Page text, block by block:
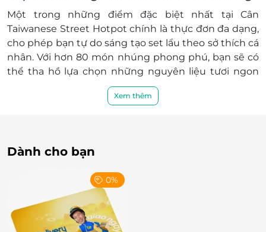
Một trong những điểm đặc biệt nhất tại Cân
Taiwanese Street Hotpot chính là thực đơn đa dạng,
cho phép bạn tự do sáng tạo set lẩu theo sở thích cá
nhân. Với hơn 80 món nhúng phong phú, bạn sẽ có
thể tha hồ lựa chọn những nguyên liệu tươi ngon
như thịt, hải sản, rau củ, để tạo ra nồi lẩu độc đáo
mang đậm phong cách của riêng mình. Ngoài ra,
lưỡng để giữ trọn hương vị đặc trưng.
Xem thêm
Dành cho bạn
0%